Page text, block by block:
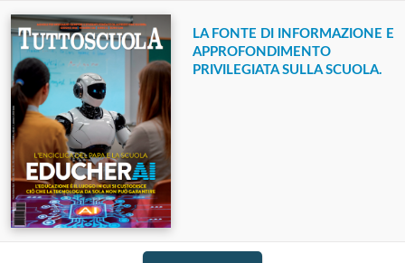
LA FONTE DI INFORMAZIONE E
APPROFONDIMENTO
PRIVILEGIATA SULLA SCUOLA.